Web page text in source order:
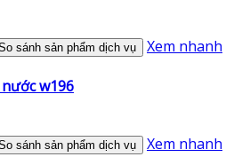
sánh sản phẩm dịch vụ Xem nhanh
w196
sánh sản phẩm dịch vụ Xem nhanh